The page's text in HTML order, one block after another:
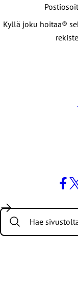
Kyllä joku hoitaa®
/
Search: